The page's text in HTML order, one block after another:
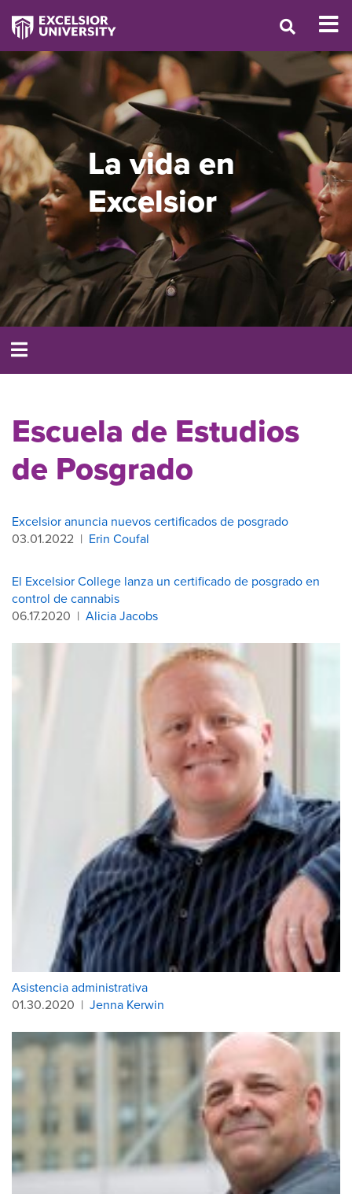
La vida en
Excelsior
Escuela de Estudios
de Posgrado
Excelsior anuncia nuevos certificados de posgrado
03.01.2022 | Erin Coufal
El Excelsior College lanza un certificado de posgrado en
control de cannabis
06.17.2020 | Alicia Jacobs
Asistencia administrativa
01.30.2020 | Jenna Kerwin